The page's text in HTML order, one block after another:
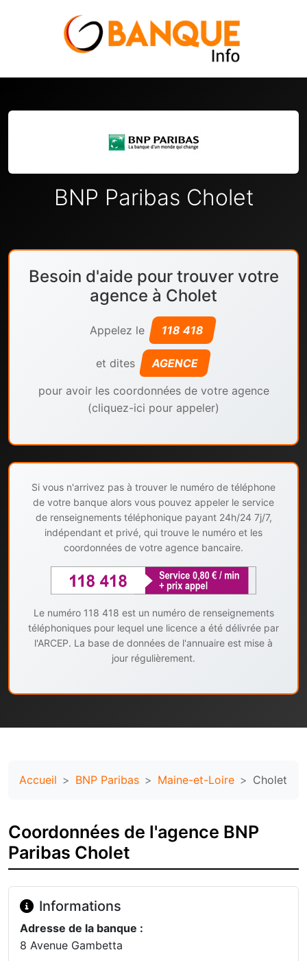
BNP Paribas Cholet
Besoin d'aide pour trouver votre
agence à Cholet
Appelez le 118 418
et dites AGENCE
pour avoir les coordonnées de votre agence
(cliquez-ici pour appeler)
Si vous n'arrivez pas à trouver le numéro de téléphone
de votre banque alors vous pouvez appeler le service
de renseignements téléphonique payant 24h/24 7j/7,
indépendant et privé, qui trouve le numéro et les
coordonnées de votre agence bancaire.
Le numéro 118 418 est un numéro de renseignements
téléphoniques pour lequel une licence a été délivrée par
l'ARCEP. La base de données de l'annuaire est mise à
jour régulièrement.
Accueil BNP Paribas Maine-et-Loire Cholet
Coordonnées de l'agence BNP
Paribas Cholet
Informations
Adresse de la banque :
8 Avenue Gambetta